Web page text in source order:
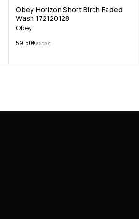
Obey Horizon Short Birch Faded
Wash 172120128
Obey
85.00€
59.50€